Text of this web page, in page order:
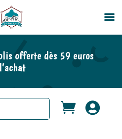
offerte dès 59 euros
 